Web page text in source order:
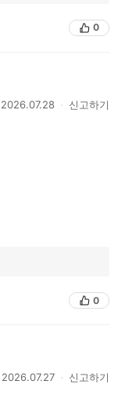
0
2026.07.28 신고하기
0
2026.07.27 신고하기